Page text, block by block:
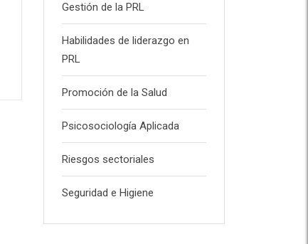
Gestión de la PRL
Habilidades de liderazgo en
PRL
Promoción de la Salud
Psicosociología Aplicada
Riesgos sectoriales
Seguridad e Higiene